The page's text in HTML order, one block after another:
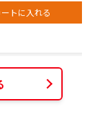
トに入れる